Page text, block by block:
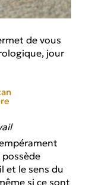
de vous
jour
et le sens du
si ce sont